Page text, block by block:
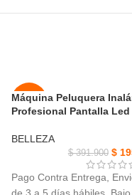
-50%
NUEVO
Máquina Peluquera
Profesional Pantalla
BELLEZA
$391.900 $
Pago Contra Entrega,